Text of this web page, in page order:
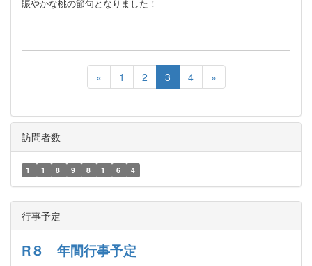
賑やかな桃の節句となりました！
« 1 2 3 4 »
訪問者数
1 1 8 9 8 1 6 4
行事予定
R８ 年間行事予定